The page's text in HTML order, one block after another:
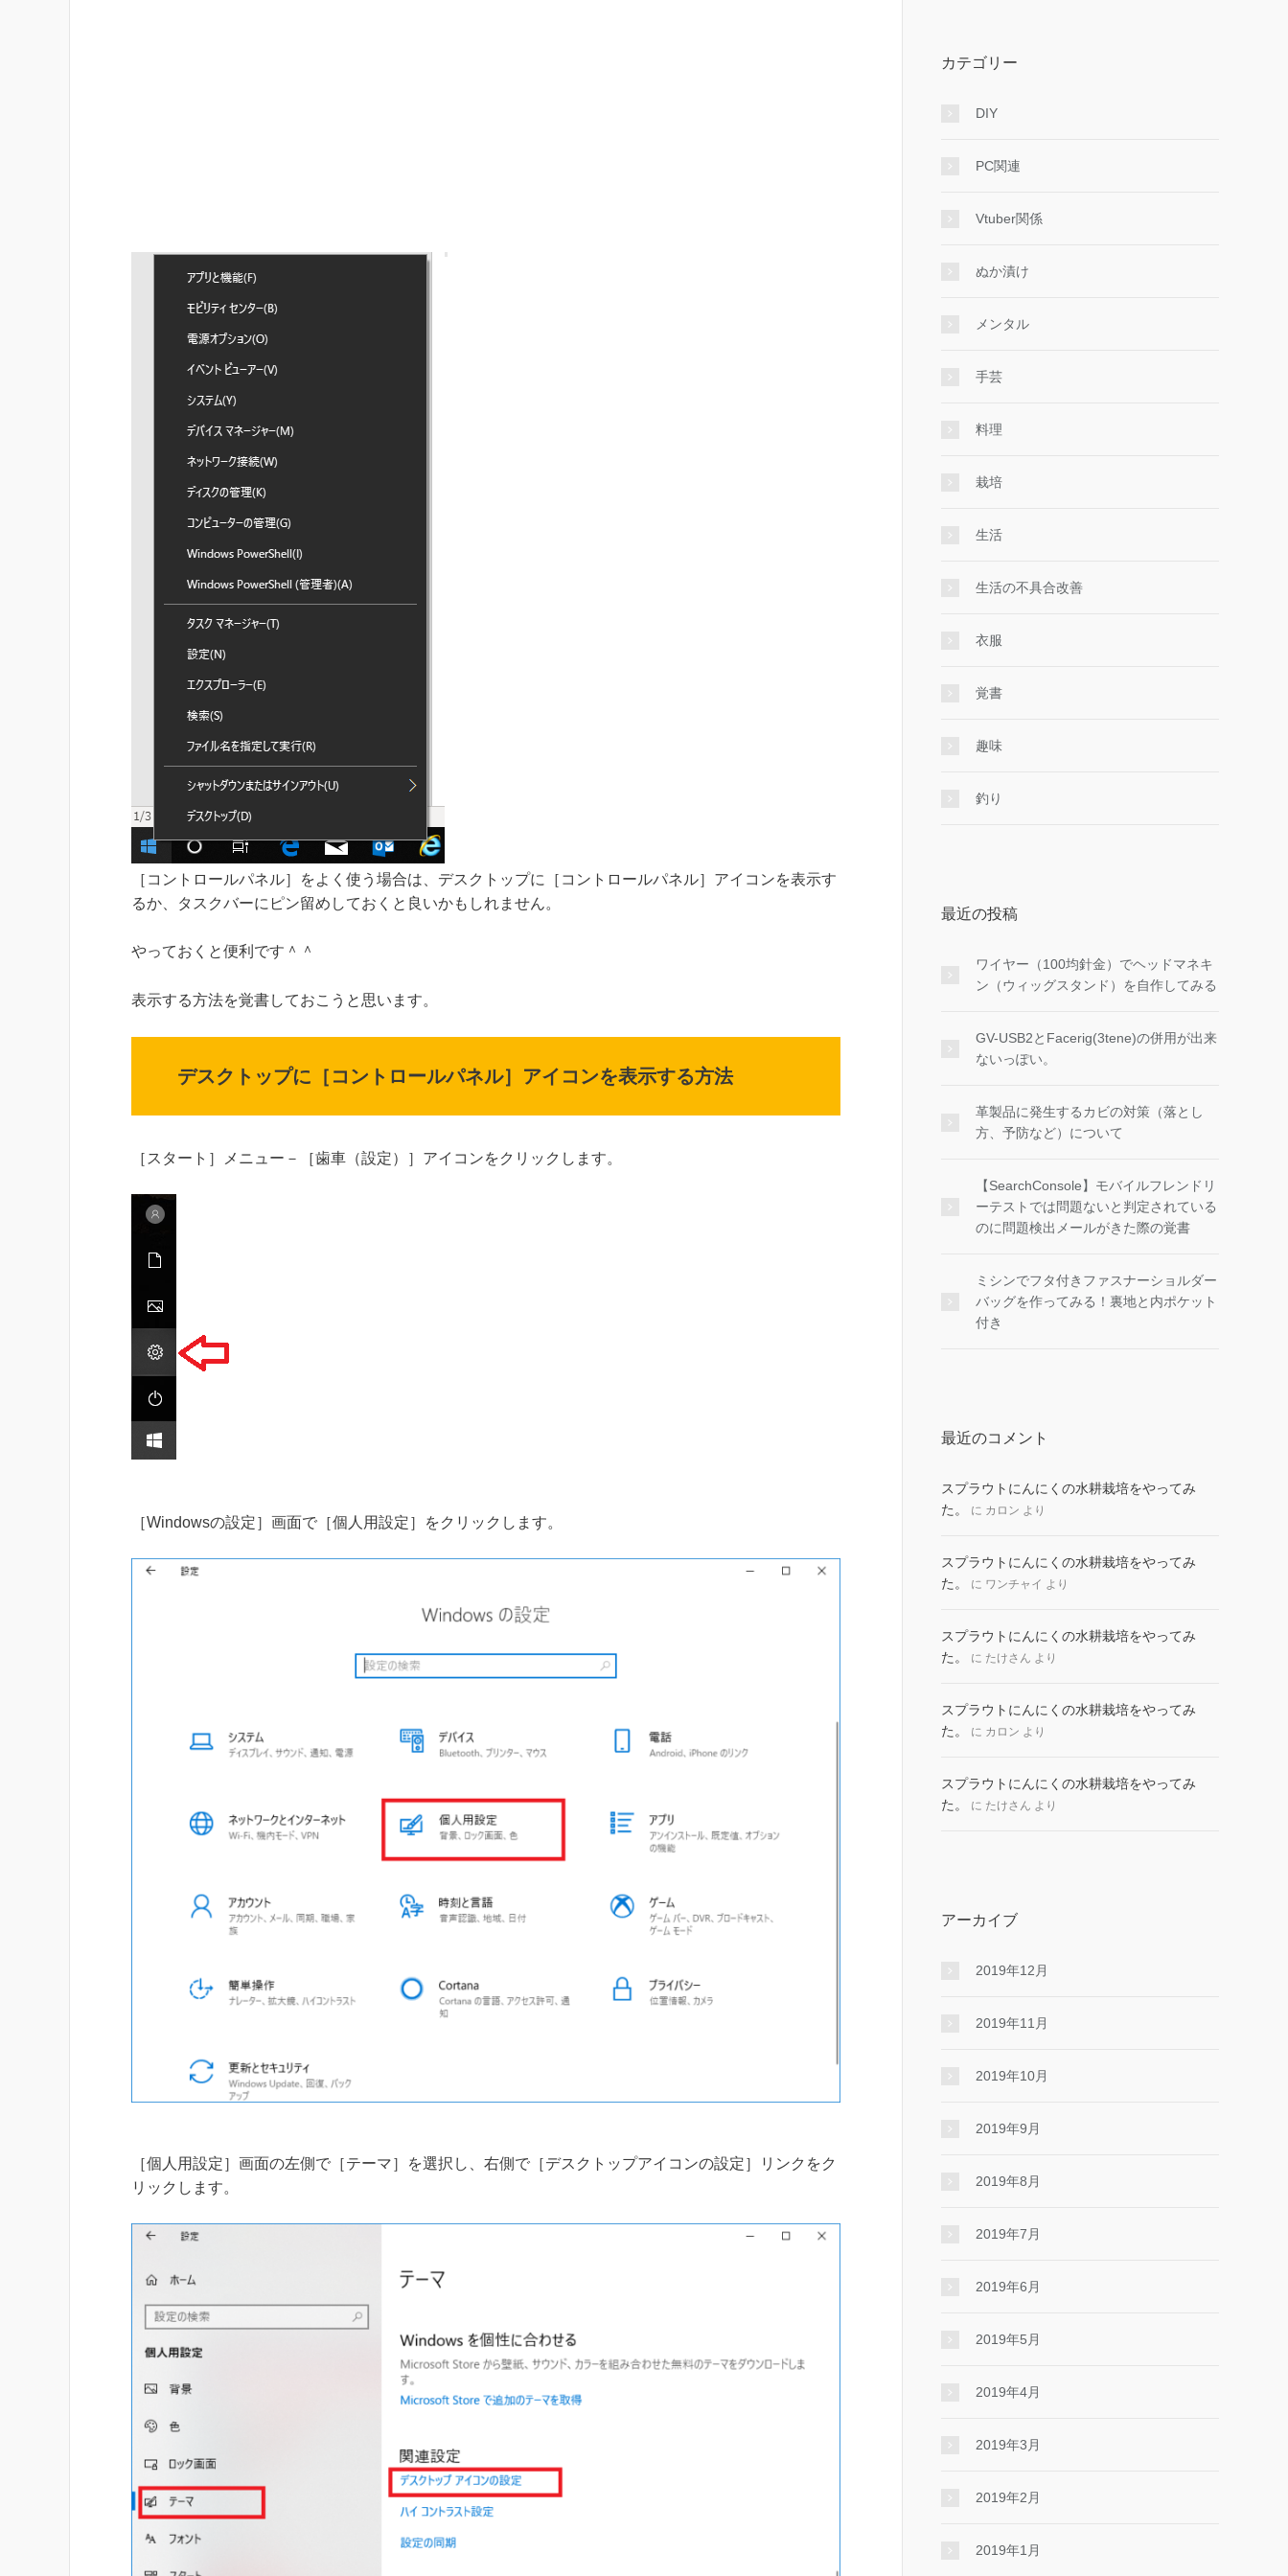
［コントロールパネル］をよく使う場合は、デスクトップに［コントロールパネル］アイコンを表示す
るか、タスクバーにピン留めしておくと良いかもしれません。
やっておくと便利です＾＾
表示する方法を覚書しておこうと思います。
デスクトップに［コントロールパネル］アイコンを表示する方法
［スタート］メニュー－［歯車（設定）］アイコンをクリックします。
［Windowsの設定］画面で［個人用設定］をクリックします。
［個人用設定］画面の左側で［テーマ］を選択し、右側で［デスクトップアイコンの設定］リンクをク
リックします。
カテゴリー
DIY
PC関連
Vtuber関係
ぬか漬け
メンタル
手芸
料理
栽培
生活
生活の不具合改善
衣服
覚書
趣味
釣り
最近の投稿
ワイヤー（100均針金）でヘッドマネキ
ン（ウィッグスタンド）を自作してみる
GV-USB2とFacerig(3tene)の併用が出来
ないっぽい。
革製品に発生するカビの対策（落とし
方、予防など）について
【SearchConsole】モバイルフレンドリ
ーテストでは問題ないと判定されている
のに問題検出メールがきた際の覚書
ミシンでフタ付きファスナーショルダー
バッグを作ってみる！裏地と内ポケット
付き
最近のコメント
スプラウトにんにくの水耕栽培をやってみ
た。
に カロン より
スプラウトにんにくの水耕栽培をやってみ
た。
に ワンチャイ より
スプラウトにんにくの水耕栽培をやってみ
た。
に たけさん より
スプラウトにんにくの水耕栽培をやってみ
た。
に カロン より
スプラウトにんにくの水耕栽培をやってみ
た。
に たけさん より
アーカイブ
2019年12月
2019年11月
2019年10月
2019年9月
2019年8月
2019年7月
2019年6月
2019年5月
2019年4月
2019年3月
2019年2月
2019年1月